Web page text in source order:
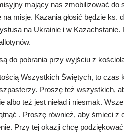
mający nas zmobilizować do
misje. Kazania głosić będzie ks.
na Ukrainie i w
do pobrania przy wyjściu z
Wszystkich Świętych, to czas
Proszę też wszystkich,
albo też jest nieład i niesmak.
. Proszę również, aby śmieci
Przy tej okazji chcę